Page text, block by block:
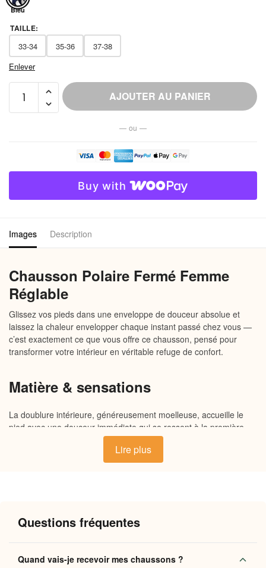
Bleu
TAILLE:
33-34 35-36
37-38
Enlever
Chausson
Réglable
AJOUTER AU PANIER
— ou —
Buy with
Images Description
Chausson Polaire Fermé Femme
Réglable
Glissez vos pieds dans une enveloppe de douceur absolue et
laissez la chaleur envelopper chaque instant passé chez vous —
c’est exactement ce que vous offre ce chausson, pensé pour
transformer votre intérieur en véritable refuge de confort.
Matière & sensations
La doublure intérieure, généreusement moelleuse, accueille le
pied avec une douceur immédiate qui se ressent à la première
seconde. L’extérieur, souple et robuste à la fois, épouse
naturellement la forme du pied sans le comprimer. La semelle
antidérapante, légère et flexible, assure une stabilité rassurante
Pourquoi vous allez l’adorer
Confort enveloppant: la doublure moelleuse
Lire plus
Questions fréquentes
Quand vais-je recevoir mes chaussons ?